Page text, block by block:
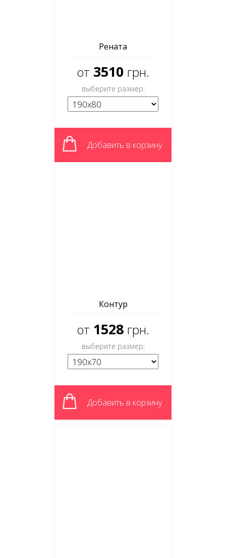
Рената
от 3510 грн.
выберите размер:
Добавить в корзину
Контур
от 1528 грн.
выберите размер:
Добавить в корзину